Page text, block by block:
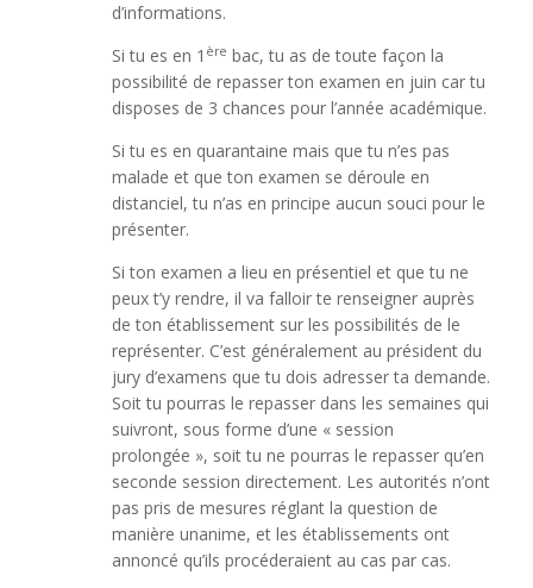
d’informations.
Si tu es en 1 ère bac, tu as de toute façon la
possibilité de repasser ton examen en juin car tu
disposes de 3 chances pour l’année académique.
Si tu es en quarantaine mais que tu n’es pas
malade et que ton examen se déroule en
distanciel, tu n’as en principe aucun souci pour le
présenter.
Si ton examen a lieu en présentiel et que tu ne
peux t’y rendre, il va falloir te renseigner auprès
de ton établissement sur les possibilités de le
représenter. C’est généralement au président du
jury d’examens que tu dois adresser ta demande.
Soit tu pourras le repasser dans les semaines qui
suivront, sous forme d’une « session
prolongée », soit tu ne pourras le repasser qu’en
seconde session directement. Les autorités n’ont
pas pris de mesures réglant la question de
manière unanime, et les établissements ont
annoncé qu’ils procéderaient au cas par cas.